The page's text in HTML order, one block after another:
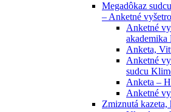
Megadôkaz
– Anketné
Anketné
akademika
Anketa,
Anketné
sudcu
Anketa –
Anketné
Zmiznutá